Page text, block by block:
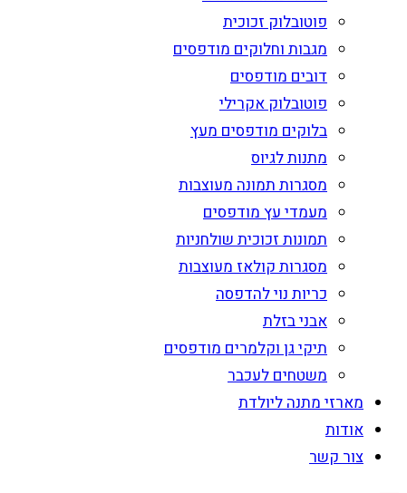
פוטובלוק זכוכית
מגבות וחלוקים מודפסים
דובים מודפסים
פוטובלוק אקרילי
בלוקים מודפסים מעץ
מתנות לגיוס
מסגרות תמונה מעוצבות
מעמדי עץ מודפסים
תמונות זכוכית שולחניות
מסגרות קולאז מעוצבות
כריות נוי להדפסה
אבני בזלת
תיקי גן וקלמרים מודפסים
משטחים לעכבר
מארזי מתנה ליולדת
אודות
צור קשר